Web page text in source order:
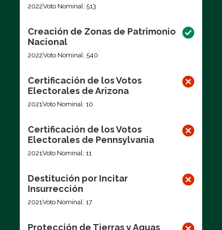
2022Voto Nominal: 513
Creación de Zonas de Patrimonio
Nacional
2022Voto Nominal: 540
Certificación de los Votos
Electorales de Arizona
2021Voto Nominal: 10
Certificación de los Votos
Electorales de Pennsylvania
2021Voto Nominal: 11
Destitución por Incitar
Insurrección
2021Voto Nominal: 17
Protección de Tierras y Aguas